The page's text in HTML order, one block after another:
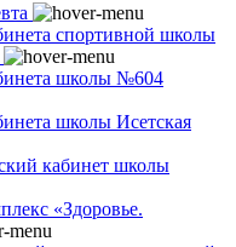
спортивной школы
школы №604
школы Исетская
кабинет школы
«Здоровье.